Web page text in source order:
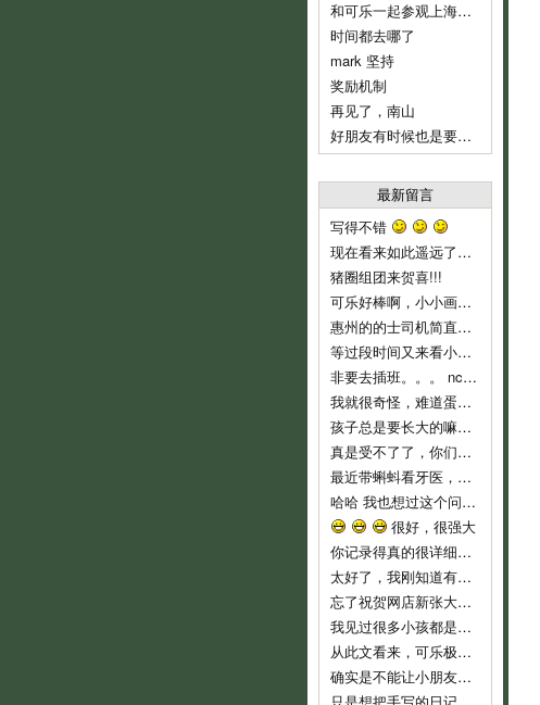
和可乐一起参观上海鲁迅纪念馆
时间都去哪了
mark 坚持
奖励机制
再见了，南山
好朋友有时候也是要分开的
最新留言
写得不错
现在看来如此遥远了……
猪圈组团来贺喜!!!
可乐好棒啊，小小画家！
惠州的的士司机简直就是人渣...服务态度不好..个人素质差..喜欢兜远路,花钱做他们的的士..他们反而是老大,还说争创文明城市,有
等过段时间又来看小可乐
非要去插班。。。 nc，nc，新时代的蛋痛。
我就很奇怪，难道蛋教主和教主夫人小时候没有去过幼儿园么？难倒不记得当时自己的心情吗？ 自从蛋教主一开始说通过洗脑，可以让小孩
孩子总是要长大的嘛，3岁上幼儿园也不算早吧，我们从来不乱给药给可乐吃的，就是发烧不高，我们也都是坚持监督喝水降温而已。长河叔叔，太
真是受不了了，你们就不能让可乐对幼儿园渐进适应吗？ 都开始出现生理反应了。再说，现在小孩这么小，不能随便用药，怎么像起来这么
最近带蝌蚪看牙医，医生说只要有牙齿就要开始刷牙！ 不过貌似小朋友不是很好教，蝌蚪现在非常愿意啃牙刷~ 听好些人提到巧虎里教刷牙
哈哈 我也想过这个问题。我不相信自己会有电影主角这么好的运气，所以宁愿跟那个最早发现问题的可怜科学家一样，全家人在一起……
很好，很强大
你记录得真的很详细，他长大了，会感谢妈妈给他留下这么珍贵的记忆！
太好了，我刚知道有这些地址，最近即将收拾一批，生小孩后不能穿的衣服，一定去寄。
忘了祝贺网店新张大吉，生意兴隆！！
我见过很多小孩都是这样，二岁左右是特别不乖的时期，自我意识开始膨胀，以逆反为乐，给他说道理又不懂，这是正常的，小桃你已经很有耐心了
从此文看来，可乐极具创意，涂鸦都这么有风格，玩汽车还玩得这么有门道。亲亲可乐赞一个！
确实是不能让小朋友单独坐的，一个急刹车就很危险了。我也是很短的路途而且低峰期才敢单独让他坐车的。